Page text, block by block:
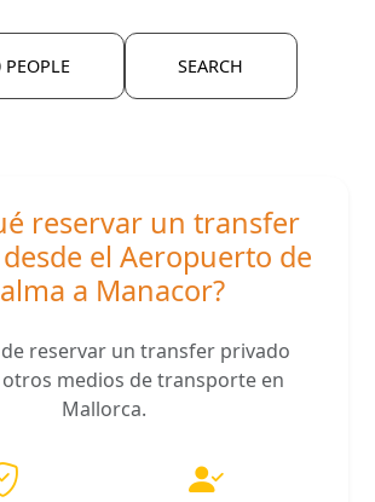
PEOPLE SEARCH
reservar un transfer
el Aeropuerto de
a Manacor?
reservar un transfer privado
medios de transporte en
Mallorca.